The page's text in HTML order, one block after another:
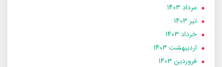
مرداد 1403
تير 1403
خرداد 1403
ارديبهشت 1403
فروردین 1403